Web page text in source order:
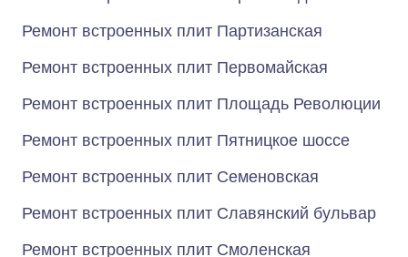
Ремонт встроенных плит Партизанская
Ремонт встроенных плит Первомайская
Ремонт встроенных плит Площадь Революции
Ремонт встроенных плит Пятницкое шоссе
Ремонт встроенных плит Семеновская
Ремонт встроенных плит Славянский бульвар
Ремонт встроенных плит Смоленская